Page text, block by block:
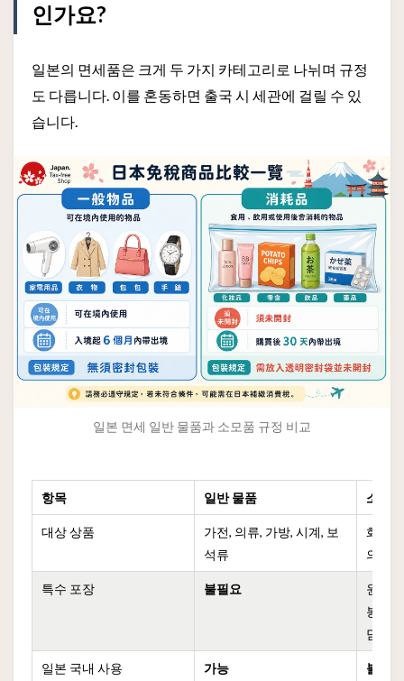
인가요?
일본의 면세품은 크게 두 가지 카테고리로 나뉘며 규정
도 다릅니다. 이를 혼동하면 출국 시 세관에 걸릴 수 있
습니다.
일본 면세 일반 물품과 소모품 규정 비교
항목 일반 물품 소모품
대상 상품
가전, 의류, 가방, 시계, 보
석류
화장
의약품
특수 포장 불필요
원칙
봉투(
담아
일본 국내 사용 가능
불가